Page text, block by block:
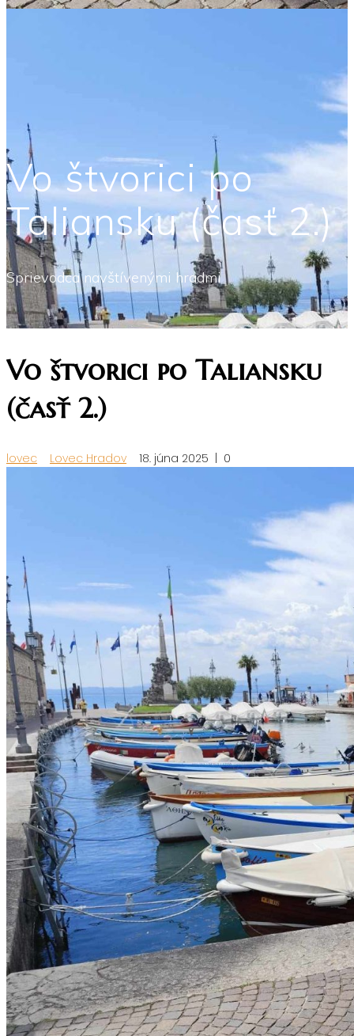
Vo štvorici po
Taliansku (časť 2.)
Sprievodca navštívenými hradmi
Vo štvorici po Taliansku
(časť 2.)
lovec Lovec Hradov 18. júna 2025 0